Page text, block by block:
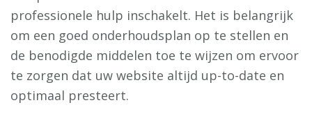
professionele hulp inschakelt. Het is belangrijk
om een goed onderhoudsplan op te stellen en
de benodigde middelen toe te wijzen om ervoor
te zorgen dat uw website altijd up-to-date en
optimaal presteert.